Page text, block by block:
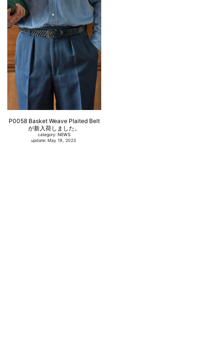
P0058 Basket Weave Plaited Belt
が新入荷しました。
category: NEWS
update: May 19, 2023